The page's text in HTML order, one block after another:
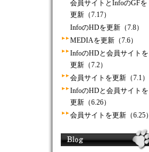
会員サイトとInfoのGFを
更新（7.17）
InfoのHDを更新（7.8）
MEDIAを更新（7.6）
InfoのHDと会員サイトを
更新（7.2）
会員サイトを更新（7.1）
InfoのHDと会員サイトを
更新（6.26）
会員サイトを更新（6.25）